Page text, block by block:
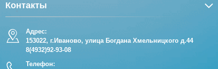
Контакты
Адрес:
153022, г.Иваново, улица Богдана Хмельницкого д.44
8(4932)92-93-08
Телефон: